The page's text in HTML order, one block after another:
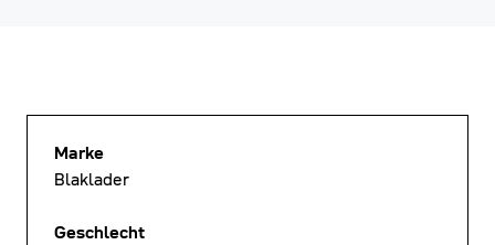
Marke
Blaklader
Geschlecht